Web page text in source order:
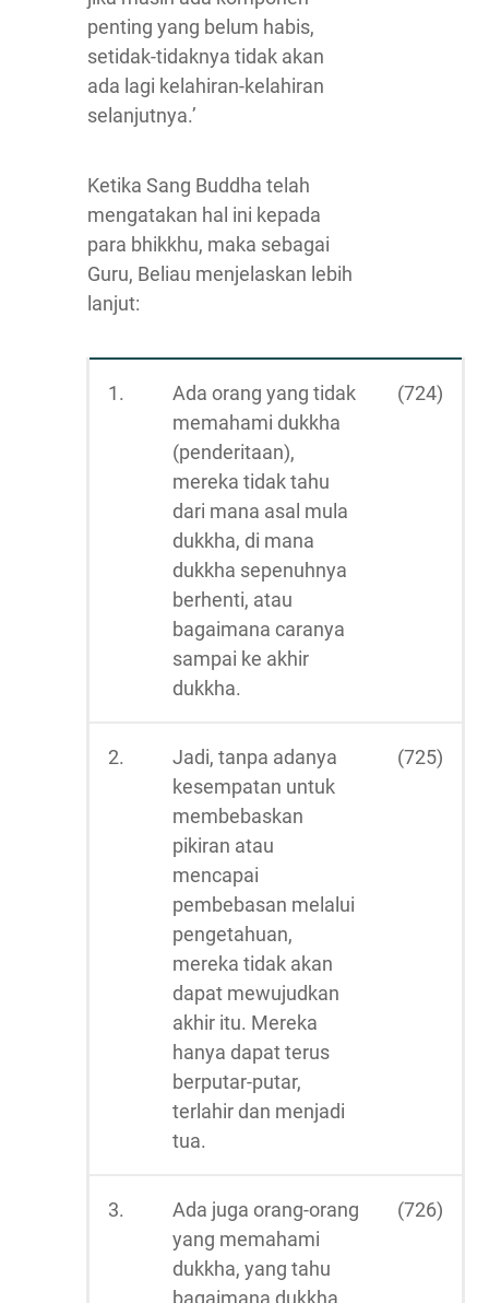
penting yang belum habis,
setidak-tidaknya tidak akan
ada lagi kelahiran-kelahiran
selanjutnya.’
Ketika Sang Buddha telah
mengatakan hal ini kepada
para bhikkhu, maka sebagai
Guru, Beliau menjelaskan lebih
lanjut:
1.
Ada orang yang tidak
memahami dukkha
(penderitaan),
mereka tidak tahu
dari mana asal mula
dukkha, di mana
dukkha sepenuhnya
berhenti, atau
bagaimana caranya
sampai ke akhir
dukkha.
(724)
2.
Jadi, tanpa adanya
kesempatan untuk
membebaskan
pikiran atau
mencapai
pembebasan melalui
pengetahuan,
mereka tidak akan
dapat mewujudkan
akhir itu. Mereka
hanya dapat terus
berputar-putar,
terlahir dan menjadi
tua.
(725)
3.
Ada juga orang-orang
yang memahami
dukkha, yang tahu
bagaimana dukkha
(726)